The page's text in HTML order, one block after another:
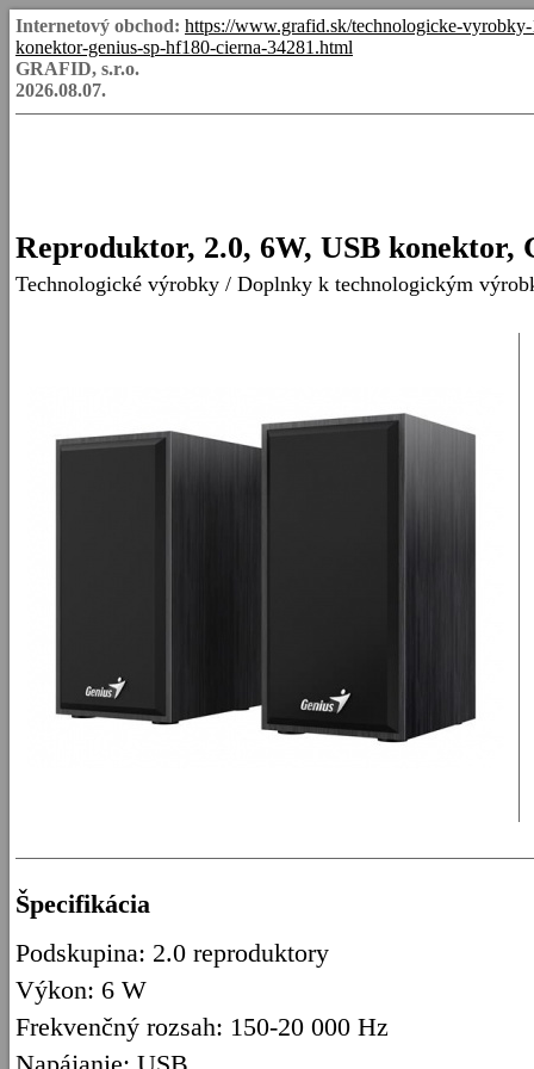
Internetový obchod: https://www.grafid.sk/technologicke-
konektor-genius-sp-hf180-cierna-34281.html
GRAFID, s.r.o.
2026.08.07.
Reproduktor, 2.0, 6W, USB
Technologické výrobky / Doplnky k technologickým
Špecifikácia
Podskupina: 2.0 reproduktory
Výkon: 6 W
Frekvenčný rozsah: 150-20 000 Hz